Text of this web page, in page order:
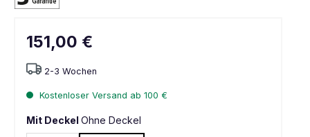
151,00 €
2-3 Wochen
Kostenloser Versand ab 100 €
Mit Deckel Ohne Deckel